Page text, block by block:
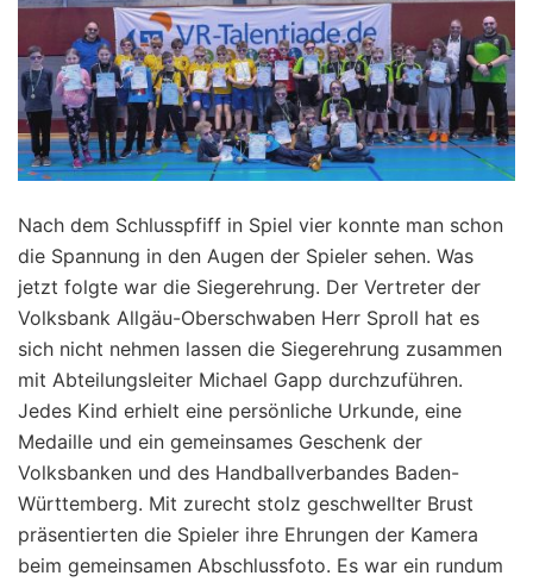
Nach dem Schlusspfiff in Spiel vier konnte man schon
die Spannung in den Augen der Spieler sehen. Was
jetzt folgte war die Siegerehrung. Der Vertreter der
Volksbank Allgäu-Oberschwaben Herr Sproll hat es
sich nicht nehmen lassen die Siegerehrung zusammen
mit Abteilungsleiter Michael Gapp durchzuführen.
Jedes Kind erhielt eine persönliche Urkunde, eine
Medaille und ein gemeinsames Geschenk der
Volksbanken und des Handballverbandes Baden-
Württemberg. Mit zurecht stolz geschwellter Brust
präsentierten die Spieler ihre Ehrungen der Kamera
beim gemeinsamen Abschlussfoto. Es war ein rundum